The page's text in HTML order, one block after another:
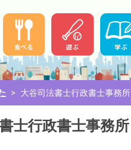
> 大谷司法書士行政書士事務所
士行政書士事務所